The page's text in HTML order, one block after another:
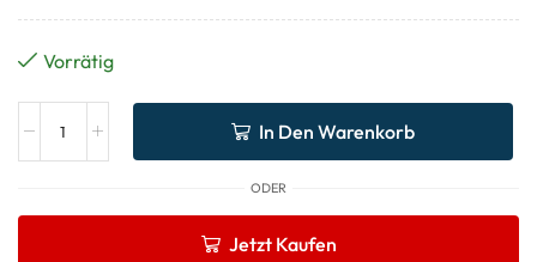
Vorrätig
In Den Warenkorb
ODER
Jetzt Kaufen